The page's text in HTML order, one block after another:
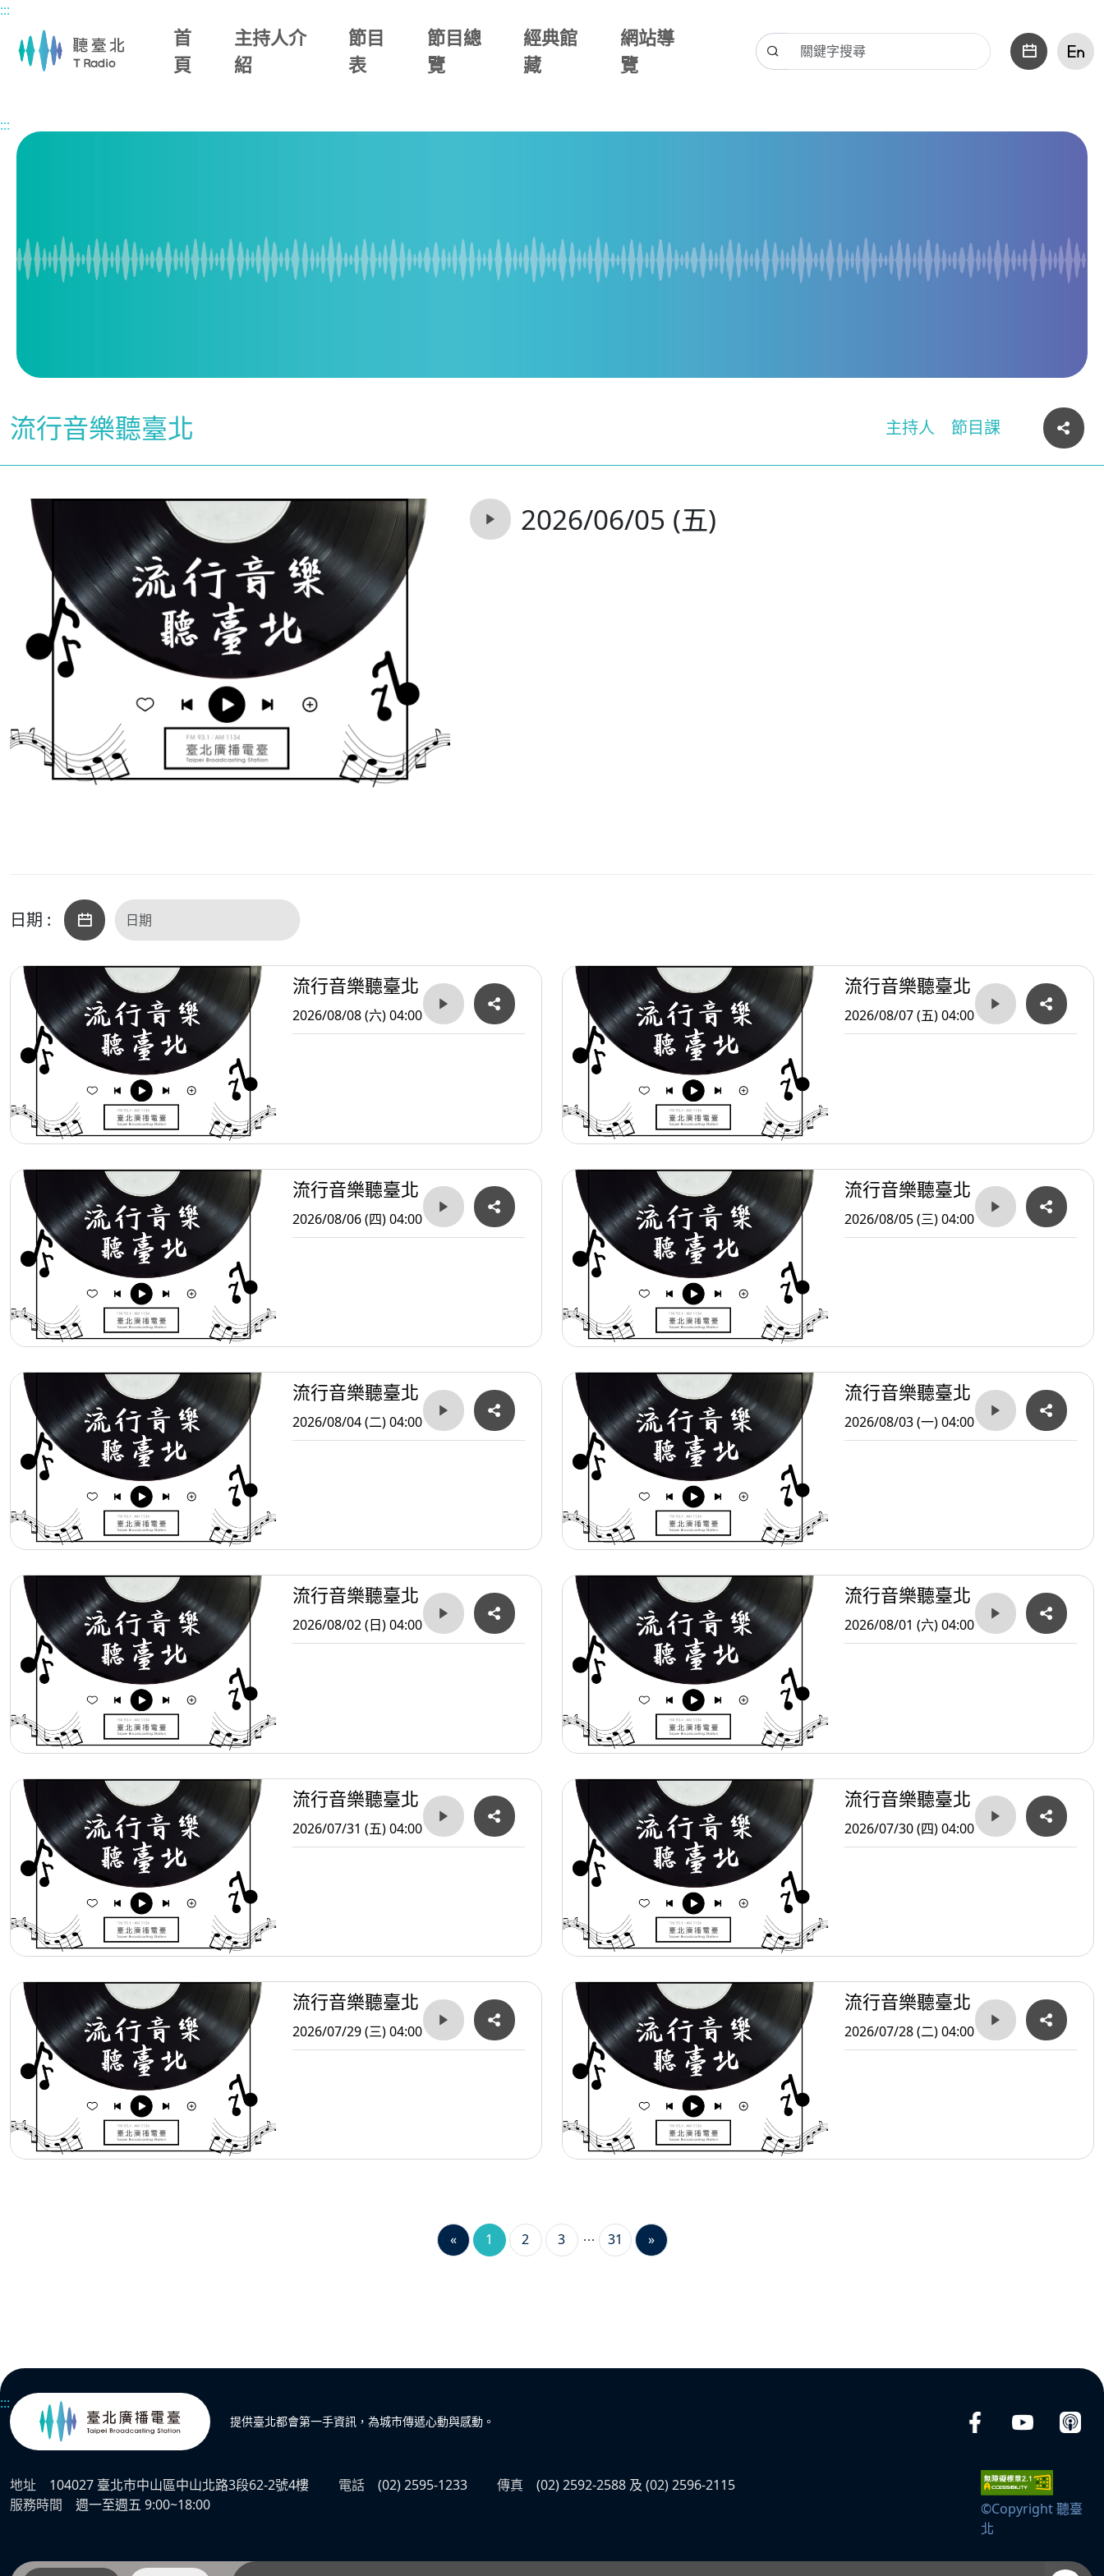
主要內容區塊
:::
首
頁
主持人介
紹
節目
表
節目總
覽
經典館
藏
網站導
覽
:::
流行音樂聽臺北 主持人 節目課
2026/06/05 (五)
日期 :
流行音樂聽臺北
2026/08/08 (六) 04:00
流行音樂聽臺北
2026/08/07 (五) 04:00
流行音樂聽臺北
2026/08/06 (四) 04:00
流行音樂聽臺北
2026/08/05 (三) 04:00
流行音樂聽臺北
2026/08/04 (二) 04:00
流行音樂聽臺北
2026/08/03 (一) 04:00
流行音樂聽臺北
2026/08/02 (日) 04:00
流行音樂聽臺北
2026/08/01 (六) 04:00
流行音樂聽臺北
2026/07/31 (五) 04:00
流行音樂聽臺北
2026/07/30 (四) 04:00
流行音樂聽臺北
2026/07/29 (三) 04:00
流行音樂聽臺北
2026/07/28 (二) 04:00
« 1 2 3 31 »
:::
提供臺北都會第一手資訊，為城市傳遞心動與感動。
地址 104027 臺北市中山區中山北路3段62-2號4樓 電話 (02) 2595-1233 傳真
(02) 2592-2588 及 (02) 2596-2115
服務時間
週一至週五 9:00~18:00
©Copyright 聽臺
北